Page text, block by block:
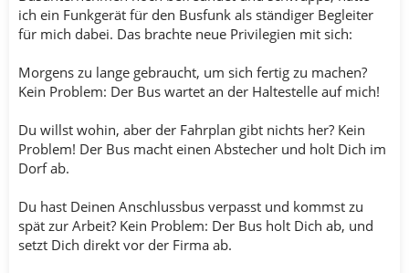
ich ein Funkgerät für den Busfunk als ständiger Begleiter
für mich dabei. Das brachte neue Privilegien mit sich:
Morgens zu lange gebraucht, um sich fertig zu machen?
Kein Problem: Der Bus wartet an der Haltestelle auf mich!
Du willst wohin, aber der Fahrplan gibt nichts her? Kein
Problem! Der Bus macht einen Abstecher und holt Dich im
Dorf ab.
Du hast Deinen Anschlussbus verpasst und kommst zu
spät zur Arbeit? Kein Problem: Der Bus holt Dich ab, und
setzt Dich direkt vor der Firma ab.